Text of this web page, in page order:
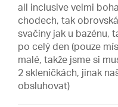
all inclusive velmi
chodech, tak
svačiny jak u bazénu,
po celý den (pouze
malé, takže jsme si
2 skleničkách, jinak
obsluhovat)